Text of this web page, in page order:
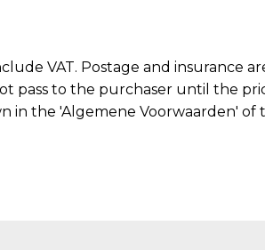
VAT. Postage and insurance
pass to the purchaser until the
in the 'Algemene Voorwaarden' of